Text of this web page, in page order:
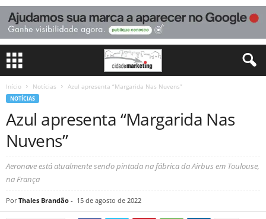
Início Notícias Azul apresenta “Margarida Nas Nuvens”
NOTÍCIAS
Azul apresenta “Margarida Nas
Nuvens”
Aeronave está atualmente sendo pintada na fábrica da Airbus em Toulouse,
na França
Por Thales Brandão - 15 de agosto de 2022